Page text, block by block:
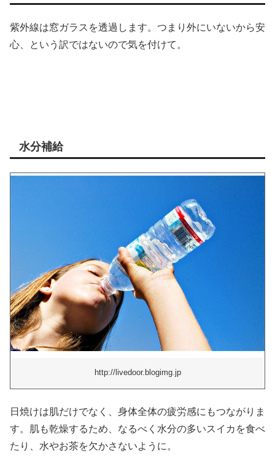
紫外線は窓ガラスを透過します。つまり外にいないから安
心、という訳ではないので気を付けて。
水分補給
http://livedoor.blogimg.jp
日焼けは肌だけでなく、身体全体の疲労感にもつながりま
す。肌も乾燥するため、なるべく水分の多いスイカを食べ
たり、水やお茶を欠かさないように。